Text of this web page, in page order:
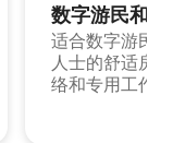
数字游民和
适合数字游民
人士的舒适房
络和专用工作